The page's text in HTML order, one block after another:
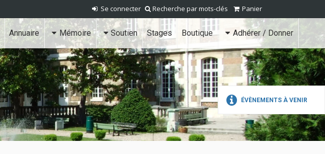
ÉVÈNEMENTS À VENIR
Panier
Recherche par mots-clés
Se connecter
Annuaire Mémoire Soutien Stages Boutique Adhérer / Donner